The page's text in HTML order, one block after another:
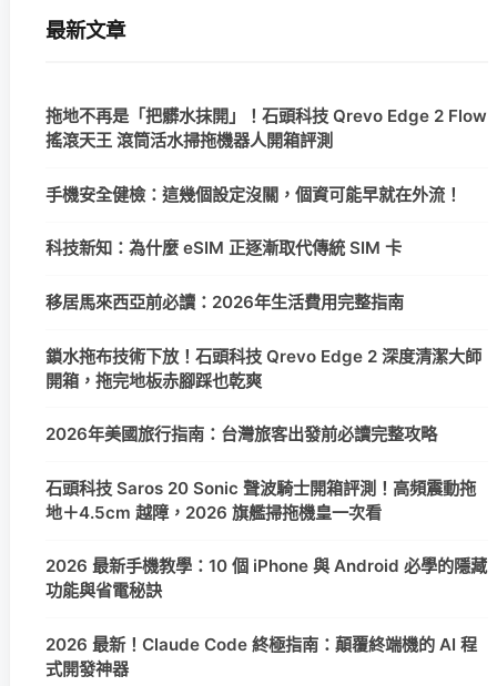
最新文章
拖地不再是「把髒水抹開」！石頭科技 Qrevo Edge 2 Flow
搖滾天王 滾筒活水掃拖機器人開箱評測
手機安全健檢：這幾個設定沒關，個資可能早就在外流！
科技新知：為什麼 eSIM 正逐漸取代傳統 SIM 卡
移居馬來西亞前必讀：2026年生活費用完整指南
鎖水拖布技術下放！石頭科技 Qrevo Edge 2 深度清潔大師
開箱，拖完地板赤腳踩也乾爽
2026年美國旅行指南：台灣旅客出發前必讀完整攻略
石頭科技 Saros 20 Sonic 聲波騎士開箱評測！高頻震動拖
地＋4.5cm 越障，2026 旗艦掃拖機皇一次看
2026 最新手機教學：10 個 iPhone 與 Android 必學的隱藏
功能與省電秘訣
2026 最新！Claude Code 終極指南：顛覆終端機的 AI 程
式開發神器